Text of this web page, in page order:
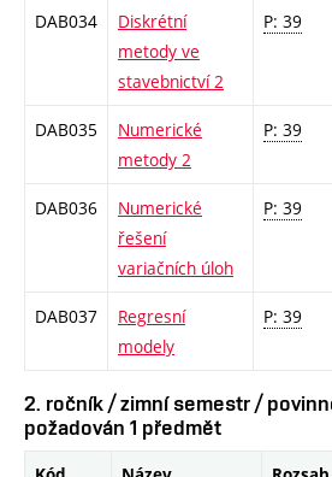
DAB034
Diskrétní
metody ve
stavebnictví 2
P: 39
DAB035
Numerické
metody 2
P: 39
DAB036
Numerické
řešení
variačních úloh
P: 39
DAB037
Regresní
modely
P: 39
2. ročník / zimní semestr /
požadován 1 předmět